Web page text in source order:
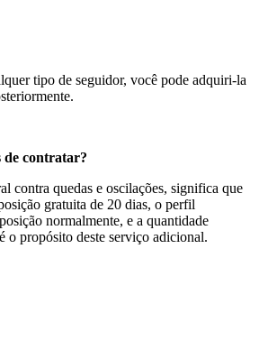
tipo de seguidor, você pode adquiri-la
de contratar?
contra quedas e oscilações, significa que
gratuita de 20 dias, o perfil
normalmente, e a quantidade
o propósito deste serviço adicional.